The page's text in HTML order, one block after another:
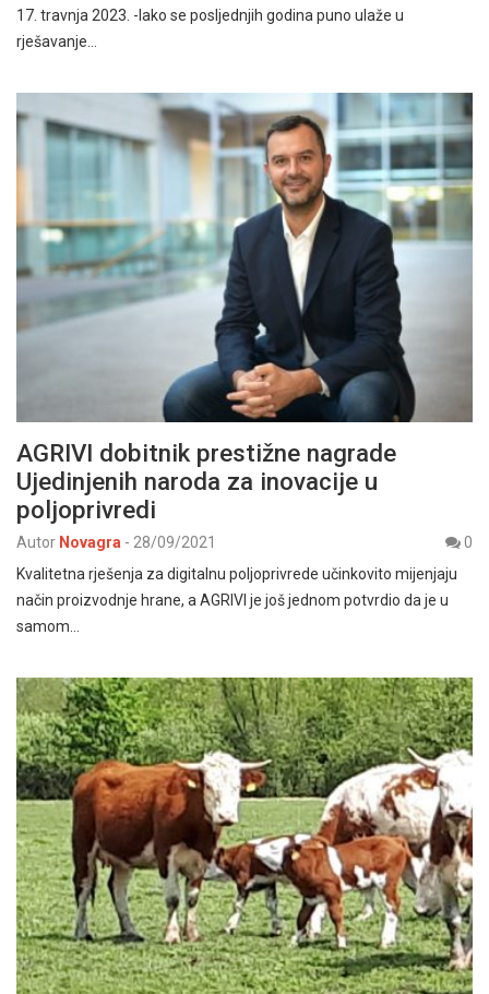
17. travnja 2023. -Iako se posljednjih godina puno ulaže u
rješavanje…
AGRIVI dobitnik prestižne nagrade
Ujedinjenih naroda za inovacije u
poljoprivredi
Autor Novagra - 28/09/2021
0
Kvalitetna rješenja za digitalnu poljoprivrede učinkovito mijenjaju
način proizvodnje hrane, a AGRIVI je još jednom potvrdio da je u
samom…